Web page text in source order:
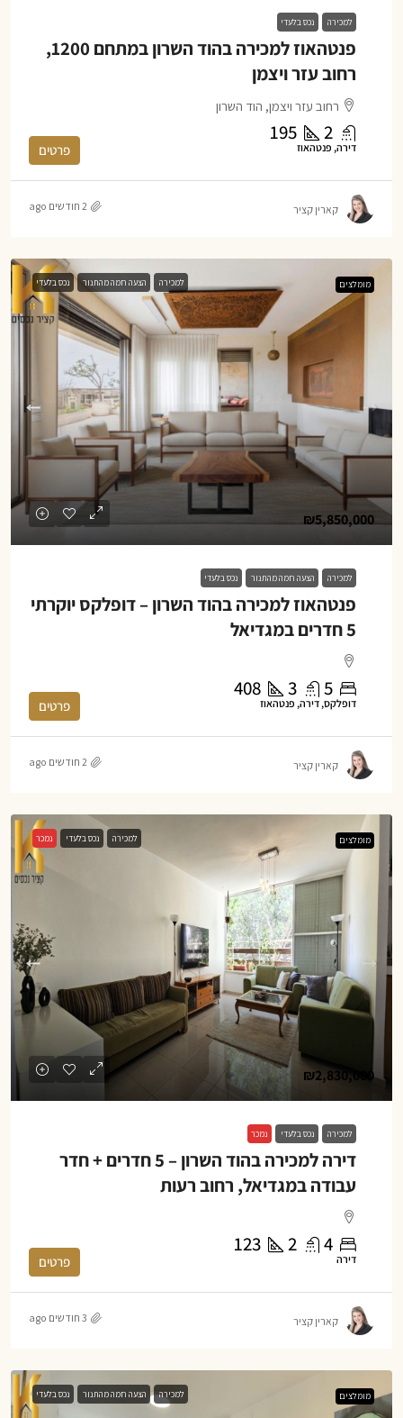
למכירה נכס בלעדי
פנטהאוז למכירה בהוד השרון במתחם 1200,
רחוב עזר ויצמן
רחוב עזר ויצמן, הוד השרון
2
195
דירה, פנטהאוז פרטים
קארין קציר 2 חודשים ago
מומלצים למכירה הצעה חמה מהתנור נכס בלעדי
₪5,850,000
למכירה הצעה חמה מהתנור נכס בלעדי
פנטהאוז למכירה בהוד השרון – דופלקס יוקרתי
5 חדרים במגדיאל
5
3
408
דופלקס, דירה, פנטהאוז פרטים
קארין קציר 2 חודשים ago
מומלצים למכירה נכס בלעדי נמכר
₪2,830,000
למכירה נכס בלעדי נמכר
דירה למכירה בהוד השרון – 5 חדרים + חדר
עבודה במגדיאל, רחוב רעות
4
2
123
דירה פרטים
קארין קציר 3 חודשים ago
מומלצים למכירה הצעה חמה מהתנור נכס בלעדי